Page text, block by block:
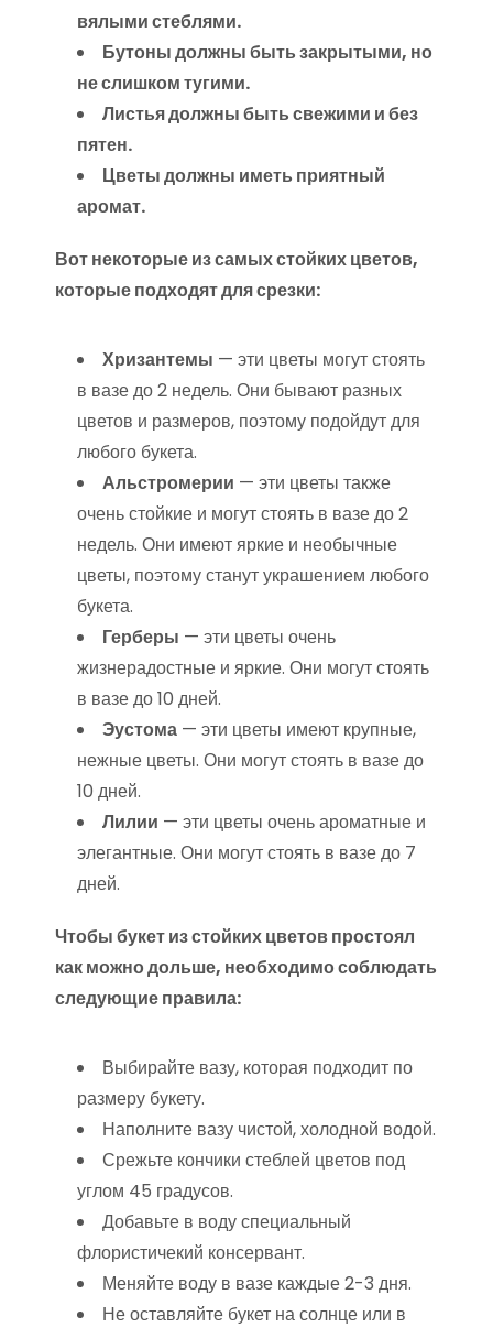
вялыми стеблями.
Бутоны должны быть закрытыми, но
не слишком тугими.
Листья должны быть свежими и без
пятен.
Цветы должны иметь приятный
аромат.
Вот некоторые из самых стойких цветов,
которые подходят для срезки:
Хризантемы — эти цветы могут стоять
в вазе до 2 недель. Они бывают разных
цветов и размеров, поэтому подойдут для
любого букета.
Альстромерии — эти цветы также
очень стойкие и могут стоять в вазе до 2
недель. Они имеют яркие и необычные
цветы, поэтому станут украшением любого
букета.
Герберы — эти цветы очень
жизнерадостные и яркие. Они могут стоять
в вазе до 10 дней.
Эустома — эти цветы имеют крупные,
нежные цветы. Они могут стоять в вазе до
10 дней.
Лилии — эти цветы очень ароматные и
элегантные. Они могут стоять в вазе до 7
дней.
Чтобы букет из стойких цветов простоял
как можно дольше, необходимо соблюдать
следующие правила:
Выбирайте вазу, которая подходит по
размеру букету.
Наполните вазу чистой, холодной водой.
Срежьте кончики стеблей цветов под
углом 45 градусов.
Добавьте в воду специальный
флористичекий консервант.
Меняйте воду в вазе каждые 2-3 дня.
Не оставляйте букет на солнце или в